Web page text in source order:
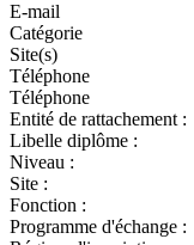
E-mail
Catégorie
Site(s)
Téléphone
Téléphone
Entité de rattachement :
Libelle diplôme :
Niveau :
Site :
Fonction :
Programme d'échange :